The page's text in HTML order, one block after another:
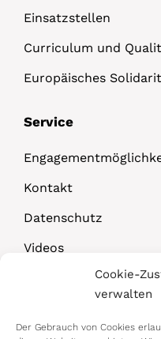
Cookie-
verwalten
Der Gebrauch von Cookies
Einsatzstellen
Curriculum und
Europäisches
Service
Kontakt
Datenschutz
Videos